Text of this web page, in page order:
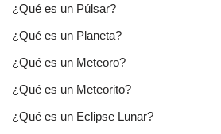
¿Qué es un Púlsar?
¿Qué es un Planeta?
¿Qué es un Meteoro?
¿Qué es un Meteorito?
¿Qué es un Eclipse Lunar?